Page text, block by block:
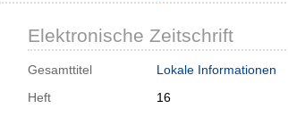
Elektronische Zeitschrift
Gesamttitel
Lokale Informationen
Heft
16